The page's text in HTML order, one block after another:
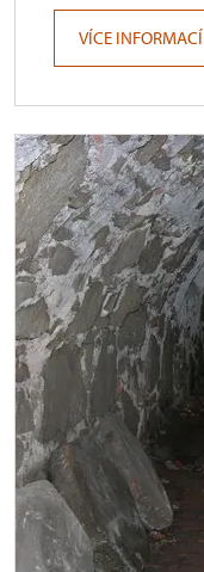
VÍCE INFORMACÍ